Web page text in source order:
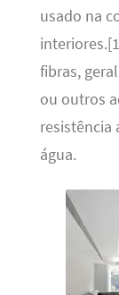
usado na
fibras,
ou outros
resistência
água.